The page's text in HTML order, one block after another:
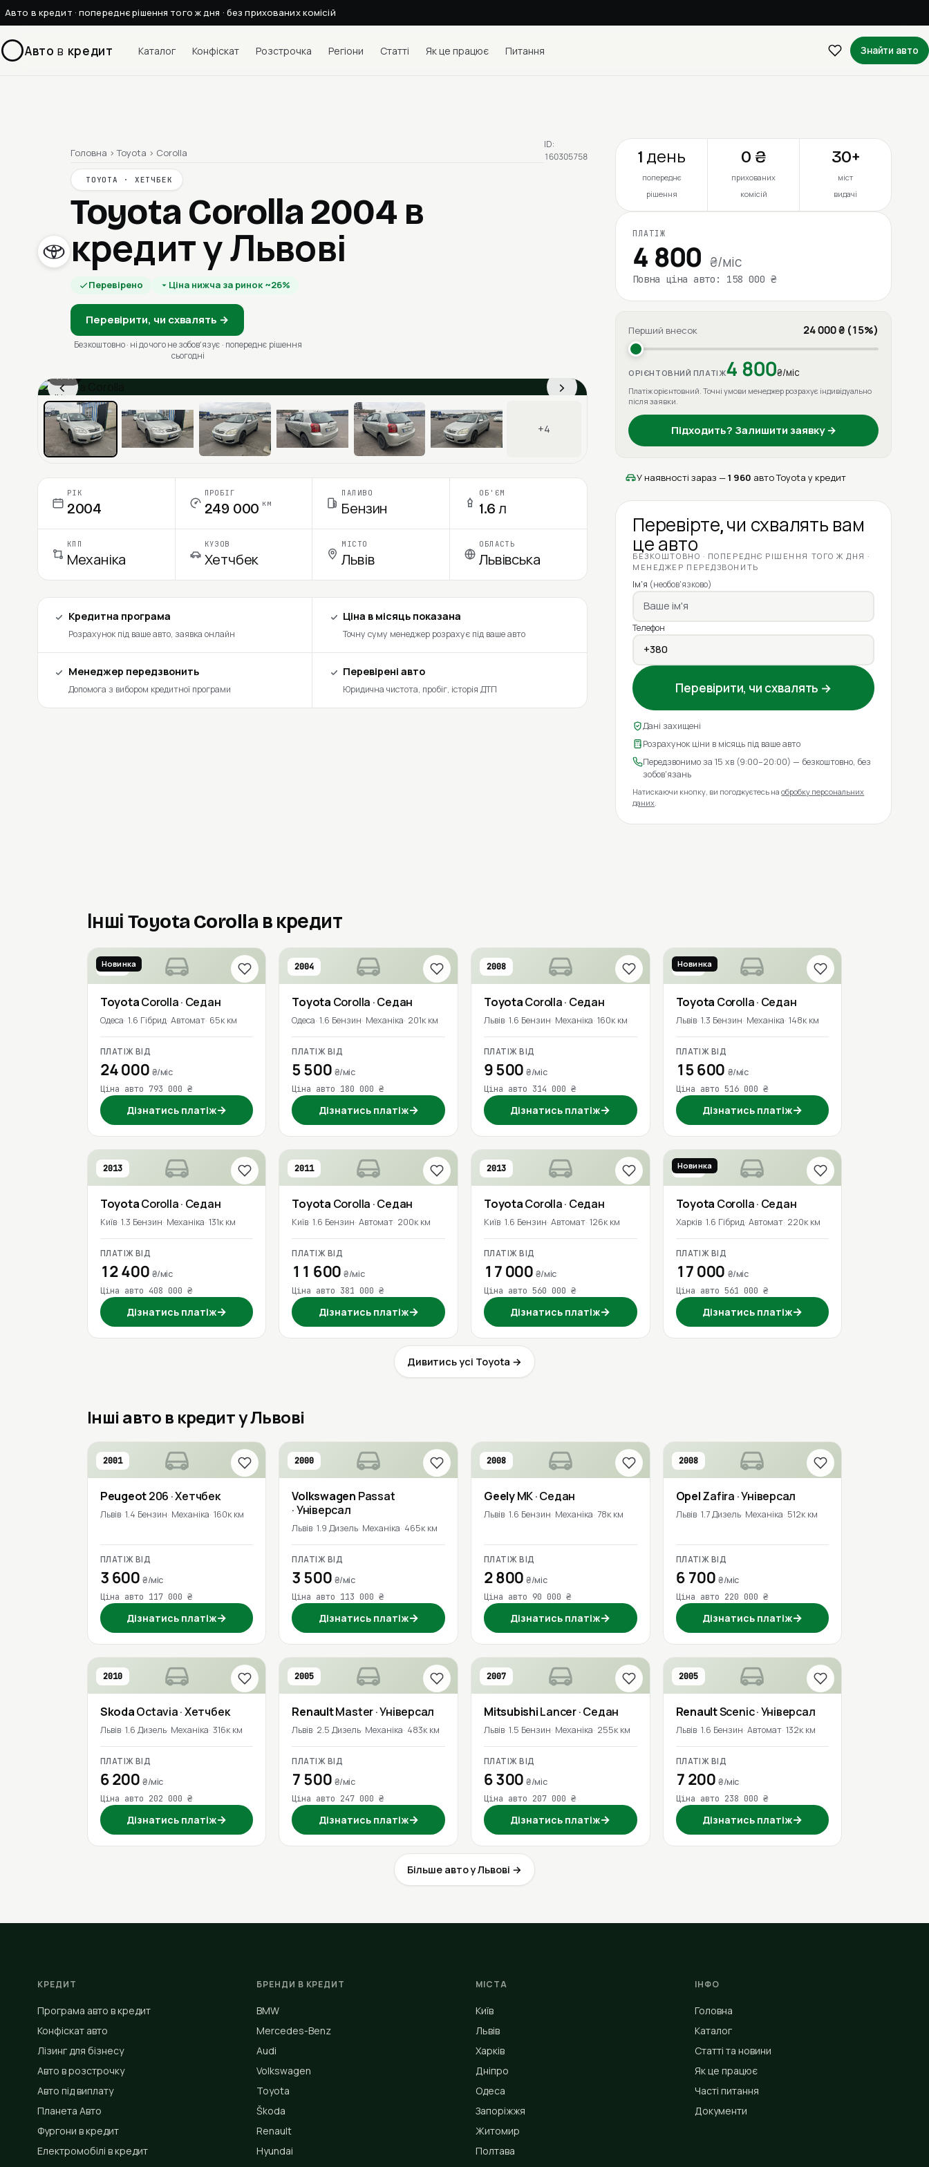
Авто в кредит · попереднє рішення того ж дня · без прихованих комісій
Авто в кредит Каталог Конфіскат Розстрочка Регіони Статті Як це працює Питання Знайти авто
Головна › Toyota › Corolla
TOYOTA · ХЕТЧБЕК
Toyota Corolla 2004 в
кредит у Львові
Перевірено Ціна нижча за ринок ~26%
Перевірити, чи схвалять →
Безкоштовно · ні до чого не зобовʼязує · попереднє рішення
сьогодні
ID:
160305758
‹ ›
1 / 11
Ціна в місяць
+4
РІК
2004
ПРОБІГ
249 000 км
ПАЛИВО
Бензин
ОБ'ЄМ
1.6 л
КПП
Механіка
КУЗОВ
Хетчбек
МІСТО
Львів
ОБЛАСТЬ
Львівська
Кредитна програма
Розрахунок під ваше авто, заявка онлайн
Ціна в місяць показана
Точну суму менеджер розрахує під ваше авто
Менеджер передзвонить
Допомога з вибором кредитної програми
Перевірені авто
Юридична чистота, пробіг, історія ДТП
1 день
попереднє
рішення
0 ₴
прихованих
комісій
30+
міст
видачі
ПЛАТІЖ
4 800 ₴/міс
Повна ціна авто: 158 000 ₴
Перший внесок 24 000 ₴ (15%)
ОРІЄНТОВНИЙ ПЛАТІЖ4 800₴/міс
Платіж орієнтовний. Точні умови менеджер розрахує індивідуально
після заявки.
Підходить? Залишити заявку →
У наявності зараз —1 960 авто Toyota у кредит
Перевірте, чи схвалять вам
це авто
БЕЗКОШТОВНО · ПОПЕРЕДНЄ РІШЕННЯ ТОГО Ж ДНЯ ·
МЕНЕДЖЕР ПЕРЕДЗВОНИТЬ
Ім'я (необов'язково)
Телефон
Перевірити, чи схвалять →
Дані захищені
Розрахунок ціни в місяць під ваше авто
Передзвонимо за 15 хв (9:00–20:00) — безкоштовно, без
зобов'язань
Натискаючи кнопку, ви погоджуєтесь наобробку персональних
даних
Інші Toyota Corolla в кредит
2017
Новинка
ToyotaCorolla· Седан
Одеса 1.6 Гібрид Автомат 65к км
ПЛАТІЖ ВІД
24 000 ₴/міс
Ціна авто 793 000 ₴
Дізнатись платіж→
2004
Toyota Corolla · Седан
Одеса 1.6 Бензин Механіка 201к км
ПЛАТІЖ ВІД
5 500 ₴/міс
Ціна авто 180 000 ₴
Дізнатись платіж→
2008
ToyotaCorolla· Седан
Львів 1.6 Бензин Механіка 160к км
ПЛАТІЖ ВІД
9 500₴/міс
Ціна авто 314 000 ₴
Дізнатись платіж→
2018
Новинка
Toyota Corolla· Седан
Львів 1.3 Бензин Механіка 148к км
ПЛАТІЖ ВІД
15 600 ₴/міс
Ціна авто 516 000 ₴
Дізнатись платіж→
2013
ToyotaCorolla· Седан
Київ 1.3 Бензин Механіка 131к км
ПЛАТІЖ ВІД
12 400 ₴/міс
Ціна авто 408 000 ₴
Дізнатись платіж→
2011
Toyota Corolla · Седан
Київ 1.6 Бензин Автомат 200к км
ПЛАТІЖ ВІД
11 600₴/міс
Ціна авто 381 000 ₴
Дізнатись платіж→
2013
ToyotaCorolla· Седан
Київ 1.6 Бензин Автомат 126к км
ПЛАТІЖ ВІД
17 000 ₴/міс
Ціна авто 560 000 ₴
Дізнатись платіж→
2016
Новинка
Toyota Corolla· Седан
Харків 1.6 Гібрид Автомат 220к км
ПЛАТІЖ ВІД
17 000 ₴/міс
Ціна авто 561 000 ₴
Дізнатись платіж→
Дивитись усі Toyota →
Інші авто в кредит у Львові
2001
Peugeot206 · Хетчбек
Львів 1.4 Бензин Механіка 160к км
ПЛАТІЖ ВІД
3 600₴/міс
Ціна авто 117 000 ₴
Дізнатись платіж→
2000
Volkswagen Passat
· Універсал
Львів 1.9 Дизель Механіка 465к км
ПЛАТІЖ ВІД
3 500 ₴/міс
Ціна авто 113 000 ₴
Дізнатись платіж→
2008
GeelyMK· Седан
Львів 1.6 Бензин Механіка 78к км
ПЛАТІЖ ВІД
2 800₴/міс
Ціна авто 90 000 ₴
Дізнатись платіж→
2008
OpelZafira · Універсал
Львів 1.7 Дизель Механіка 512к км
ПЛАТІЖ ВІД
6 700 ₴/міс
Ціна авто 220 000 ₴
Дізнатись платіж→
2010
SkodaOctavia· Хетчбек
Львів 1.6 Дизель Механіка 316к км
ПЛАТІЖ ВІД
6 200₴/міс
Ціна авто 202 000 ₴
Дізнатись платіж→
2005
RenaultMaster· Універсал
Львів 2.5 Дизель Механіка 483к км
ПЛАТІЖ ВІД
7 500 ₴/міс
Ціна авто 247 000 ₴
Дізнатись платіж→
2007
MitsubishiLancer· Седан
Львів 1.5 Бензин Механіка 255к км
ПЛАТІЖ ВІД
6 300₴/міс
Ціна авто 207 000 ₴
Дізнатись платіж→
2005
RenaultScenic· Універсал
Львів 1.6 Бензин Автомат 132к км
ПЛАТІЖ ВІД
7 200 ₴/міс
Ціна авто 238 000 ₴
Дізнатись платіж→
Більше авто у Львові →
КРЕДИТ
Програма авто в кредит
Конфіскат авто
Лізинг для бізнесу
Авто в розстрочку
Авто під виплату
Планета Авто
Фургони в кредит
Електромобілі в кредит
БРЕНДИ В КРЕДИТ
BMW
Mercedes-Benz
Audi
Volkswagen
Toyota
Škoda
Renault
Hyundai
МІСТА
Київ
Львів
Харків
Дніпро
Одеса
Запоріжжя
Житомир
Полтава
ІНФО
Головна
Каталог
Статті та новини
Як це працює
Часті питання
Документи